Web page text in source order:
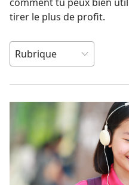
tirer le plus de profit.